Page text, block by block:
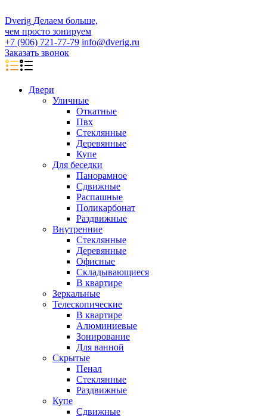
Dverig Делаем больше,
чем просто зонируем
+7 (906) 721-77-79 info@dverig.ru
Заказать звонок
Двери
Уличные
Откатные
Пвх
Стеклянные
Деревянные
Купе
Для беседки
Панорамное
Сдвижные
Распашные
Поликарбонат
Раздвижные
Внутренние
Стеклянные
Деревянные
Офисные
Складывающиеся
В квартире
Зеркальные
Телескопические
В квартире
Алюминиевые
Зонирование
Для ванной
Скрытые
Пенал
Стеклянные
Раздвижные
Купе
Сдвижные